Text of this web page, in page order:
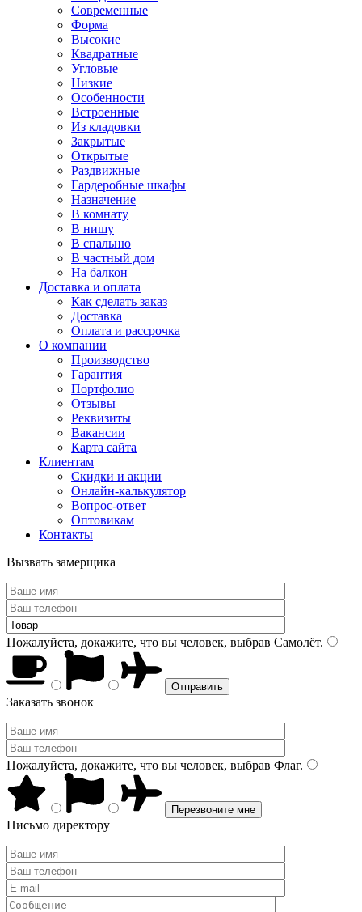
Современные
Форма
Высокие
Квадратные
Угловые
Низкие
Особенности
Встроенные
Из кладовки
Закрытые
Открытые
Раздвижные
Гардеробные шкафы
Назначение
В комнату
В нишу
В спальню
В частный дом
На балкон
Доставка и оплата
Как сделать заказ
Доставка
Оплата и рассрочка
О компании
Производство
Гарантия
Портфолио
Отзывы
Реквизиты
Вакансии
Карта сайта
Клиентам
Скидки и акции
Онлайн-калькулятор
Вопрос-ответ
Оптовикам
Контакты
Вызвать замерщика
Пожалуйста, докажите, что вы человек, выбрав Самолёт.
Заказать звонок
Пожалуйста, докажите, что вы человек, выбрав Флаг.
Письмо директору